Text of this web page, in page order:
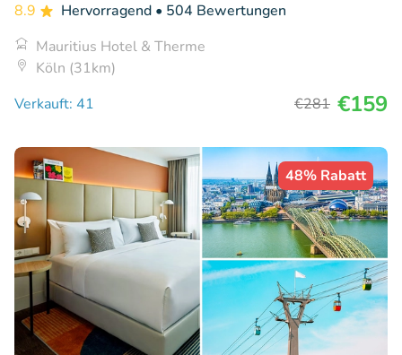
8.9 Hervorragend • 504 Bewertungen
Mauritius Hotel & Therme
Köln (31km)
Verkauft: 41
€281 €159
48% Rabatt